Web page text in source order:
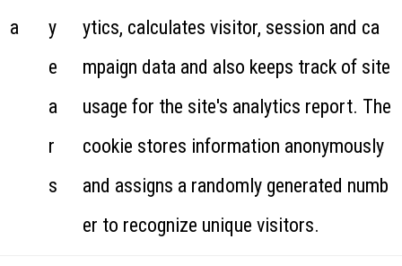
a
y
e
a
r
s
ytics, calculates visitor, session and ca
mpaign data and also keeps track of site
usage for the site's analytics report. The
cookie stores information anonymously
and assigns a randomly generated numb
er to recognize unique visitors.